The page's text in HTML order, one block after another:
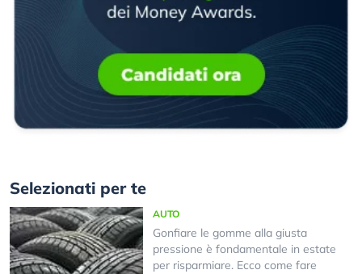
Selezionati per te
AUTO
Gonfiare le gomme alla giusta
pressione è fondamentale in estate
per risparmiare. Ecco come fare